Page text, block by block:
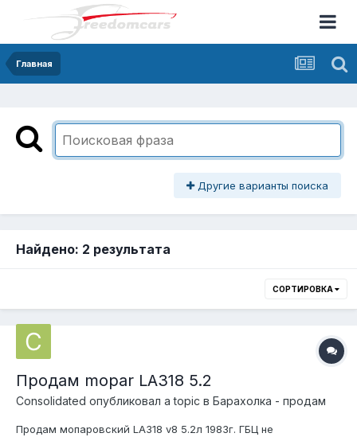
Главная
Другие варианты поиска
Найдено: 2 результата
СОРТИРОВКА
Продам mopar LA318 5.2
Consolidated опубликовал a topic в Барахолка - продам
Продам мопаровский LA318 v8 5.2л 1983г. ГБЦ не